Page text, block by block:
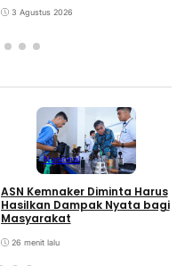
3 Agustus 2026
Nasional
ASN Kemnaker Diminta Harus
Hasilkan Dampak Nyata bagi
Masyarakat
26 menit lalu